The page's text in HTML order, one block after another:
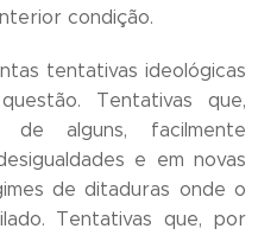
condição.
tentativas ideológicas
Tentativas que,
de alguns, facilmente
e em novas
de ditaduras onde o
Tentativas que, por